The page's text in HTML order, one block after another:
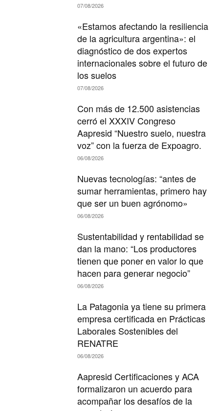
07/08/2026
«Estamos afectando la resiliencia
de la agricultura argentina»: el
diagnóstico de dos expertos
internacionales sobre el futuro de
los suelos
07/08/2026
Con más de 12.500 asistencias
cerró el XXXIV Congreso
Aapresid “Nuestro suelo, nuestra
voz” con la fuerza de Expoagro.
06/08/2026
Nuevas tecnologías: “antes de
sumar herramientas, primero hay
que ser un buen agrónomo»
06/08/2026
Sustentabilidad y rentabilidad se
dan la mano: “Los productores
tienen que poner en valor lo que
hacen para generar negocio”
06/08/2026
La Patagonia ya tiene su primera
empresa certificada en Prácticas
Laborales Sostenibles del
RENATRE
06/08/2026
Aapresid Certificaciones y ACA
formalizaron un acuerdo para
acompañar los desafíos de la